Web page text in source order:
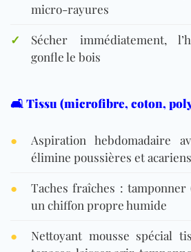
micro-rayures
✓
Sécher immédiatement,
gonfle le bois
🛋️ Tissu (microfibre, coton,
●
Aspiration hebdomadaire
élimine poussières et acariens
●
Taches fraîches :
un chiffon propre humide
●
Nettoyant mousse spécial